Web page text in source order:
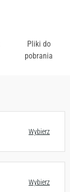
Pliki do
pobrania
Wybierz
Wybierz